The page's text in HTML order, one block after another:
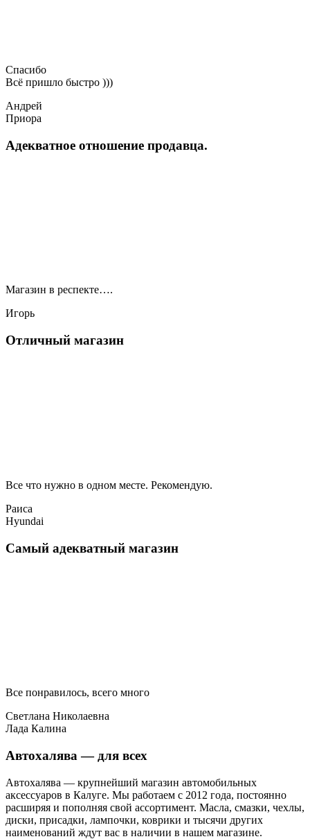
Спасибо
Всё пришло быстро )))
Андрей
Приора
Адекватное отношение продавца.
Магазин в респекте….
Игорь
Отличный магазин
Все что нужно в одном месте. Рекомендую.
Раиса
Hyundai
Самый адекватный магазин
Все понравилось, всего много
Светлана Николаевна
Лада Калина
Автохалява — для всех
Автохалява — крупнейший магазин автомобильных
аксессуаров в Калуге. Мы работаем с 2012 года, постоянно
расширяя и пополняя свой ассортимент. Масла, смазки, чехлы,
диски, присадки, лампочки, коврики и тысячи других
наименований ждут вас в наличии в нашем магазине.